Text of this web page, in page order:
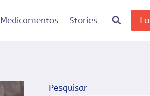
Medicamentos Stories
Pesquisar